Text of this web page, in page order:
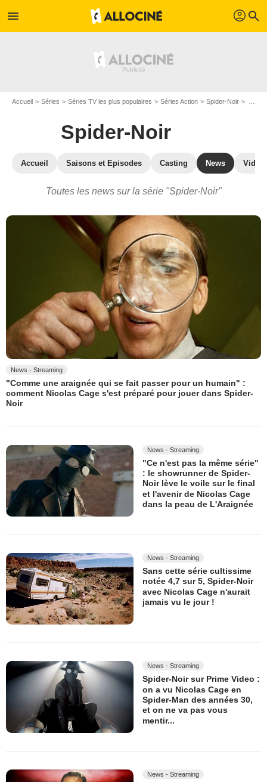
menu profil search
Accueil Séries Séries TV les plus populaires Séries Action Spider-Noir
Spider-Noir
Accueil Saisons et Episodes Casting News
Toutes les news sur la série "Spider-Noir"
News - Streaming
"Comme une araignée qui se fait passer pour un humain" :
comment Nicolas Cage s'est préparé pour jouer dans Spider-
Noir
News - Streaming
"Ce n'est pas la même série"
: le showrunner de Spider-
Noir lève le voile sur le final
et l'avenir de Nicolas Cage
dans la peau de L'Araignée
News - Streaming
Sans cette série cultissime
notée 4,7 sur 5, Spider-Noir
avec Nicolas Cage n'aurait
jamais vu le jour !
News - Streaming
Spider-Noir sur Prime Video :
on a vu Nicolas Cage en
Spider-Man des années 30,
et on ne va pas vous
mentir...
News - Streaming